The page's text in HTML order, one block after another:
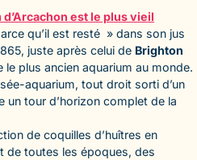
d’Arcachon est le plus vieil
qu’il est resté » dans son jus
juste après celui de Brighton
plus ancien aquarium au monde.
aquarium, tout droit sorti d’un
un tour d’horizon complet de la
de coquilles d’huîtres en
de toutes les époques, des